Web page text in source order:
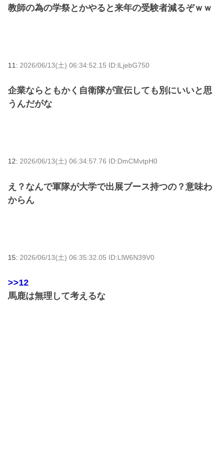
教師の為の学祭とかやると来年の受験者減るぞｗｗ
11: 2026/06/13(土) 06:34:52.15 ID:lLjebG750
企業ならともかく自衛隊が宣伝しても別にいいと思
うんだがな
12: 2026/06/13(土) 06:34:57.76 ID:DmCMvtpH0
え？なんで軍隊が大学で出展ブース持つの？意味わ
からん
15: 2026/06/13(土) 06:35:32.05 ID:LlW6N39V0
>>12
馬鹿は無理して考えるな